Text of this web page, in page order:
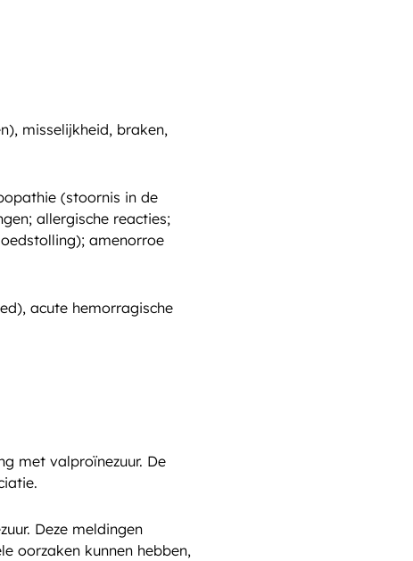
misselijkheid, braken,
(stoornis in de
allergische reacties;
amenorroe
acute hemorragische
met valproïnezuur. De
Deze meldingen
oorzaken kunnen hebben,